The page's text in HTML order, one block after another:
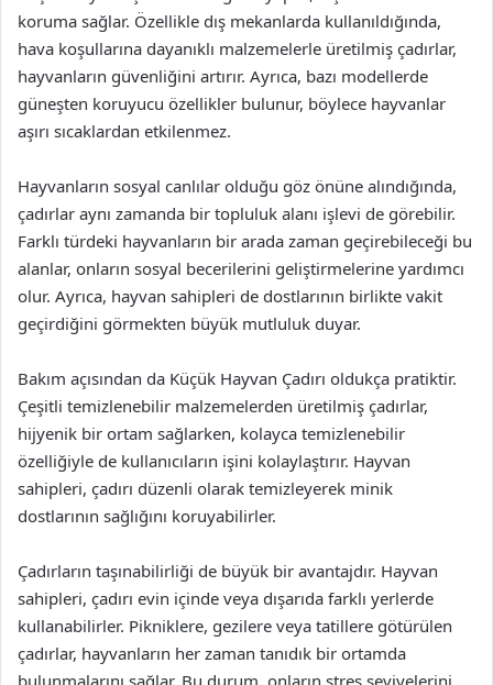
koruma sağlar. Özellikle dış mekanlarda kullanıldığında,
hava koşullarına dayanıklı malzemelerle üretilmiş çadırlar,
hayvanların güvenliğini artırır. Ayrıca, bazı modellerde
güneşten koruyucu özellikler bulunur, böylece hayvanlar
aşırı sıcaklardan etkilenmez.
Hayvanların sosyal canlılar olduğu göz önüne alındığında,
çadırlar aynı zamanda bir topluluk alanı işlevi de görebilir.
Farklı türdeki hayvanların bir arada zaman geçirebileceği bu
alanlar, onların sosyal becerilerini geliştirmelerine yardımcı
olur. Ayrıca, hayvan sahipleri de dostlarının birlikte vakit
geçirdiğini görmekten büyük mutluluk duyar.
Bakım açısından da Küçük Hayvan Çadırı oldukça pratiktir.
Çeşitli temizlenebilir malzemelerden üretilmiş çadırlar,
hijyenik bir ortam sağlarken, kolayca temizlenebilir
özelliğiyle de kullanıcıların işini kolaylaştırır. Hayvan
sahipleri, çadırı düzenli olarak temizleyerek minik
dostlarının sağlığını koruyabilirler.
Çadırların taşınabilirliği de büyük bir avantajdır. Hayvan
sahipleri, çadırı evin içinde veya dışarıda farklı yerlerde
kullanabilirler. Pikniklere, gezilere veya tatillere götürülen
çadırlar, hayvanların her zaman tanıdık bir ortamda
bulunmalarını sağlar. Bu durum, onların stres seviyelerini